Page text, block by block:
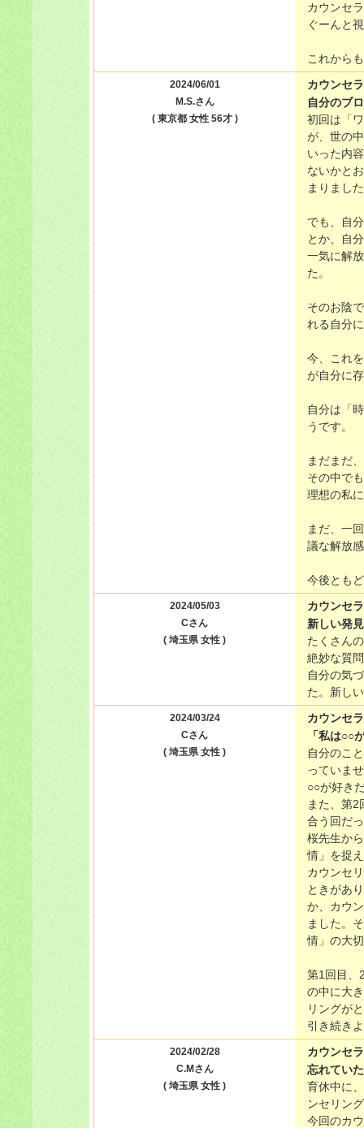
カウンセ
ぐーんと
これから
2024/06/01
M.S.さん
( 東京都 女性 56才 )
カウンセ
自分のブ
初回は「
が、世の
いった内
ないかと
まりまし
でも、自
とか、自
一気に解
た。
そのお陰
れる自分
今、これ
が自分に
自分は「
うです。
まだまだ
その中で
理想の私
まだ、一
議な解放
今後とも
2024/05/03
Cさん
( 埼玉県 女性 )
カウンセ
新しい発
たくさん
絶妙な質
自分の気
た。新し
2024/03/24
Cさん
( 埼玉県 女性 )
カウンセ
「私は○○
自分のこ
っていま
○○が好き
また、第
合う回だ
桜先生か
情」を捉
カウンセ
ときがあ
か、カウ
ました。
情」の大
第1回目、
の中に大
リングが
引き続き
2024/02/28
C.Mさん
( 埼玉県 女性 )
カウンセ
忘れてい
育休中に
ンセリン
今回のカ